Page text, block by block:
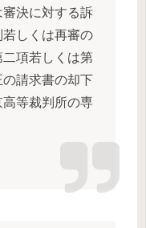
審決に対する訴
しくは再審の
項若しくは第
請求書の却下
等裁判所の専